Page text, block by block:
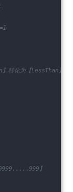
化为【LessThan】
】